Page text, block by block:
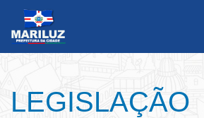
LEGISLAÇÃO